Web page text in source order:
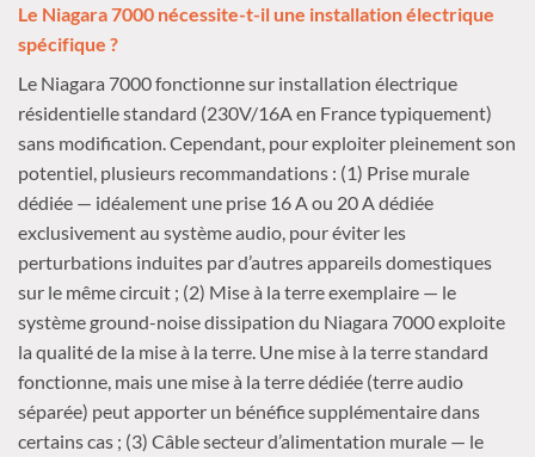
Le Niagara 7000 nécessite-t-il une installation électrique
spécifique ?
Le Niagara 7000 fonctionne sur installation électrique
résidentielle standard (230V/16A en France typiquement)
sans modification. Cependant, pour exploiter pleinement son
potentiel, plusieurs recommandations : (1) Prise murale
dédiée — idéalement une prise 16 A ou 20 A dédiée
exclusivement au système audio, pour éviter les
perturbations induites par d’autres appareils domestiques
sur le même circuit ; (2) Mise à la terre exemplaire — le
système ground-noise dissipation du Niagara 7000 exploite
la qualité de la mise à la terre. Une mise à la terre standard
fonctionne, mais une mise à la terre dédiée (terre audio
séparée) peut apporter un bénéfice supplémentaire dans
certains cas ; (3) Câble secteur d’alimentation murale — le